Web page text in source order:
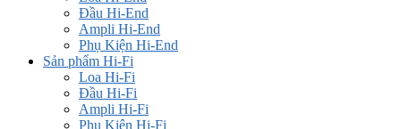
Đầu Hi-End
Ampli Hi-End
Phụ Kiện Hi-End
Sản phẩm Hi-Fi
Loa Hi-Fi
Đầu Hi-Fi
Ampli Hi-Fi
Phụ Kiện Hi-Fi